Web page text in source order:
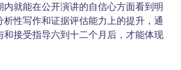
内就能在公开演讲的自信心方面看到明
析性写作和证据评估能力上的提升，通
和接受指导六到十二个月后，才能体现